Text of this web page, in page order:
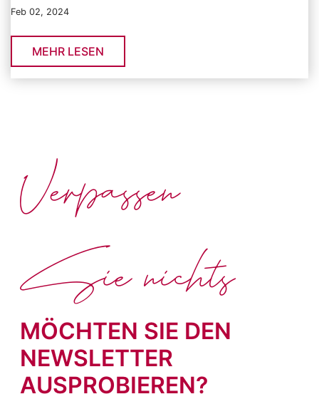
Feb 02, 2024
MEHR LESEN
MÖCHTEN SIE DEN
NEWSLETTER
AUSPROBIEREN?
Verpassen
Sie nichts